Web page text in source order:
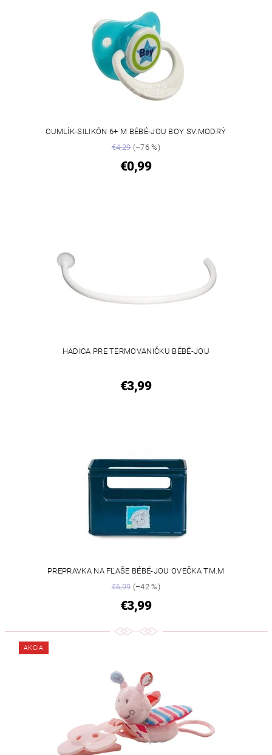
CUMLÍK-SILIKÓN 6+ M BÉBÉ-JOU BOY SV.MODRÝ
€4,29(–76 %)
€0,99
HADICA PRE TERMOVANIČKU BÉBÉ-JOU
€3,99
PREPRAVKA NA FĽAŠE BÉBÉ-JOU OVEČKA TM.M
€6,99(–42 %)
€3,99
AKCIA